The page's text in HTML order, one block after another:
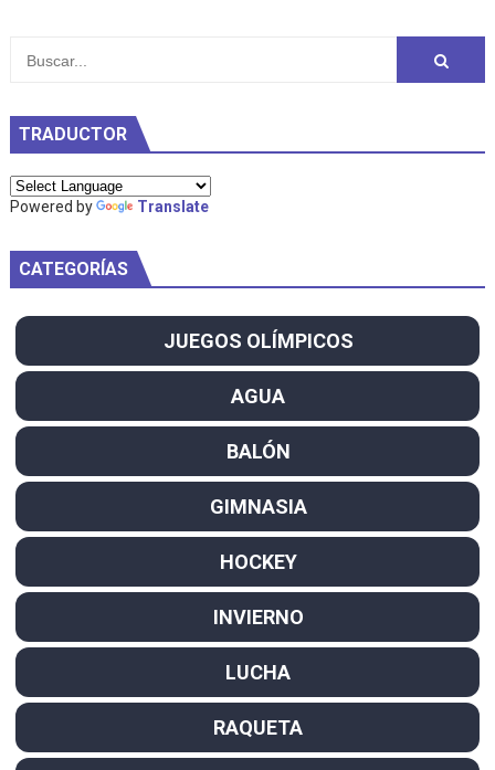
TRADUCTOR
Powered by Translate
CATEGORÍAS
JUEGOS OLÍMPICOS
AGUA
BALÓN
GIMNASIA
HOCKEY
INVIERNO
LUCHA
RAQUETA